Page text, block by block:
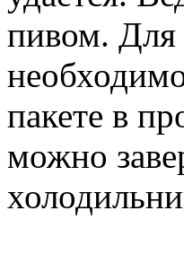
пивом. Для
пакете в
можно